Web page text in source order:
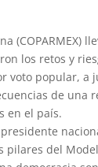
(COPARMEX)
los retos y
popular, a
de
en el país.
pilares del